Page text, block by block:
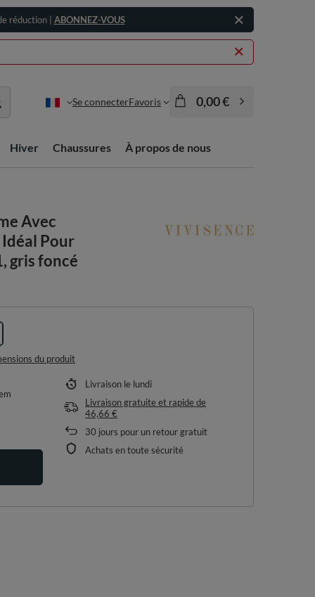
réduction | ABONNEZ-VOUS
Se connecterFavoris 0,00 €
Hiver Chaussures À propos de nous
Avec
Pour
gris foncé
du produit
Livraison le lundi
Livraison gratuite et rapidede
46,66 €
30 jours pour un retour gratuit
Achats en toute sécurité